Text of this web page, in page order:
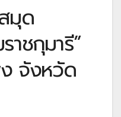
มุด
าชกุมารี”
จังหวัด